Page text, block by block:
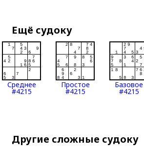
Ещё судоку
Среднее
#4215
Простое
#4215
Базовое
#4215
Другие сложные судоку